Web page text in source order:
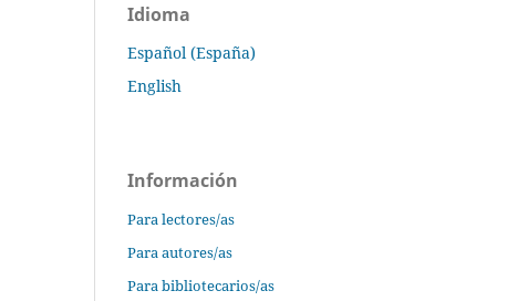
Idioma
Español (España)
English
Información
Para lectores/as
Para autores/as
Para bibliotecarios/as